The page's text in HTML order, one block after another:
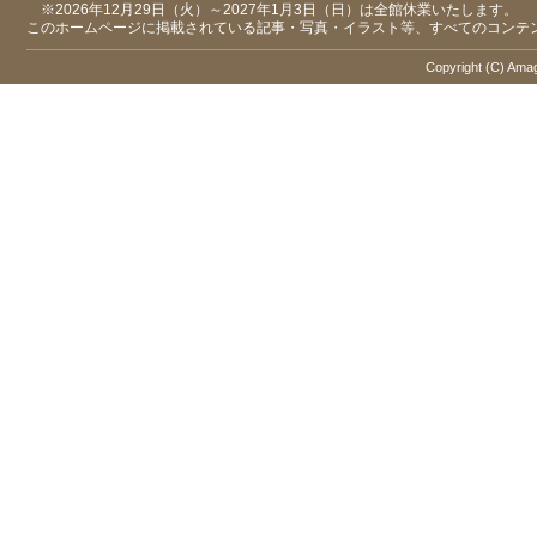
※2026年12月29日（火）～2027年1月3日（日）は全館休業いたします。
このホームページに掲載されている記事・写真・イラスト等、すべてのコン
Copyright (C)